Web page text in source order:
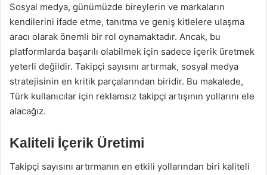
Sosyal medya, günümüzde bireylerin ve markaların
kendilerini ifade etme, tanıtma ve geniş kitlelere ulaşma
aracı olarak önemli bir rol oynamaktadır. Ancak, bu
platformlarda başarılı olabilmek için sadece içerik üretmek
yeterli değildir. Takipçi sayısını artırmak, sosyal medya
stratejisinin en kritik parçalarından biridir. Bu makalede,
Türk kullanıcılar için reklamsız takipçi artışının yollarını ele
alacağız.
Kaliteli İçerik Üretimi
Takipçi sayısını artırmanın en etkili yollarından biri kaliteli